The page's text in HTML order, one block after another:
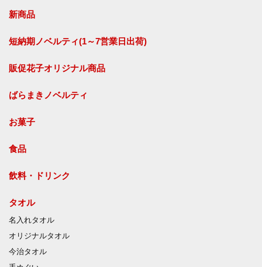
新商品
短納期ノベルティ(1～7営業日出荷)
販促花子オリジナル商品
ばらまきノベルティ
お菓子
食品
飲料・ドリンク
タオル
名入れタオル
オリジナルタオル
今治タオル